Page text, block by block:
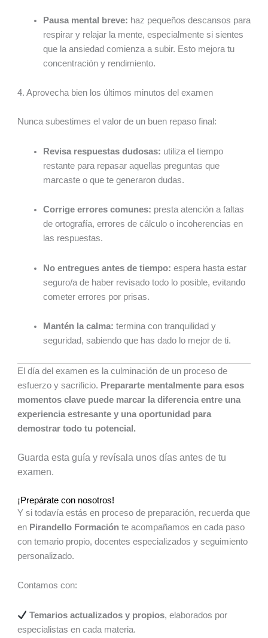
Pausa mental breve: haz pequeños descansos para
respirar y relajar la mente, especialmente si sientes
que la ansiedad comienza a subir. Esto mejora tu
concentración y rendimiento.
4. Aprovecha bien los últimos minutos del examen
Nunca subestimes el valor de un buen repaso final:
Revisa respuestas dudosas: utiliza el tiempo
restante para repasar aquellas preguntas que
marcaste o que te generaron dudas.
Corrige errores comunes: presta atención a faltas
de ortografía, errores de cálculo o incoherencias en
las respuestas.
No entregues antes de tiempo: espera hasta estar
seguro/a de haber revisado todo lo posible, evitando
cometer errores por prisas.
Mantén la calma: termina con tranquilidad y
seguridad, sabiendo que has dado lo mejor de ti.
El día del examen es la culminación de un proceso de
esfuerzo y sacrificio. Prepararte mentalmente para esos
momentos clave puede marcar la diferencia entre una
experiencia estresante y una oportunidad para
demostrar todo tu potencial.
Guarda esta guía y revísala unos días antes de tu
examen.
¡Prepárate con nosotros!
Y si todavía estás en proceso de preparación, recuerda que
en Pirandello Formaciónte acompañamos en cada paso
con temario propio, docentes especializados y seguimiento
personalizado.
Contamos con:
Temarios actualizados y propios, elaborados por
especialistas en cada materia.